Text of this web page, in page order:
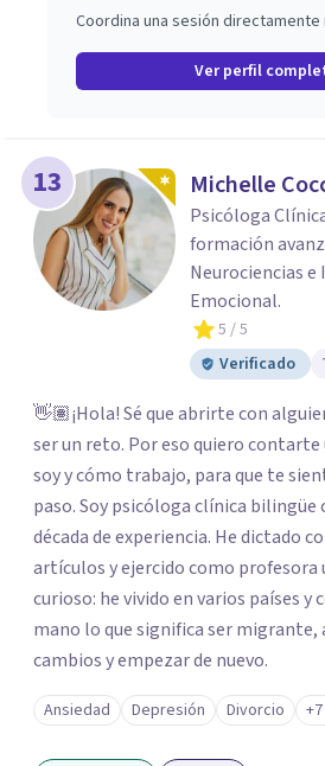
Coordina una sesión
Ver perfil
13 Michelle
Psicóloga
formación
Neurociencias
Emocional.
5 / 5
Verificado
👋🏽¡Hola! Sé que abrirte con
ser un reto. Por eso quiero contarte
soy y cómo trabajo, para que te
paso. Soy psicóloga clínica bilingüe
década de experiencia. He dictado
artículos y ejercido como profesora
curioso: he vivido en varios países y
mano lo que significa ser migrante,
cambios y empezar de nuevo.
Ansiedad Depresión Divorcio